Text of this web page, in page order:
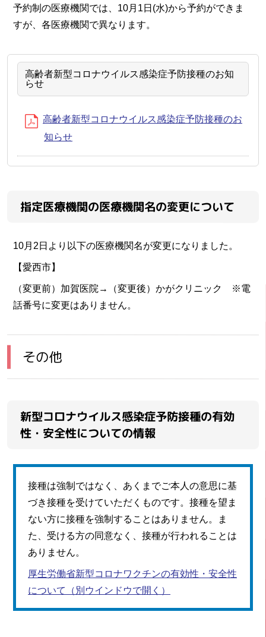
予約制の医療機関では、10月1日(水)から予約ができま
すが、各医療機関で異なります。
高齢者新型コロナウイルス感染症予防接種のお知
らせ
高齢者新型コロナウイルス感染症予防接種のお
知らせ
指定医療機関の医療機関名の変更について
10月2日より以下の医療機関名が変更になりました。
【愛西市】
（変更前）加賀医院→（変更後）かがクリニック ※電
話番号に変更はありません。
その他
新型コロナウイルス感染症予防接種の有効
性・安全性についての情報
接種は強制ではなく、あくまでご本人の意思に基
づき接種を受けていただくものです。接種を望ま
ない方に接種を強制することはありません。ま
た、受ける方の同意なく、接種が行われることは
ありません。
厚生労働省新型コロナワクチンの有効性・安全性
について
（別ウインドウで開く）